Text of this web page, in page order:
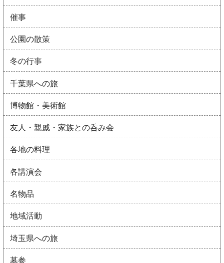
催事
公園の散策
冬の行事
千葉県への旅
博物館・美術館
友人・親戚・家族との呑み会
各地の料理
各講演会
名物品
地域活動
埼玉県への旅
墓参